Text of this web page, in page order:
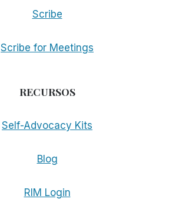
Scribe
Scribe for Meetings
RECURSOS
Self-Advocacy Kits
Blog
RIM Login